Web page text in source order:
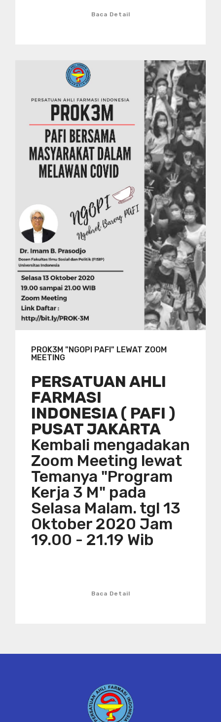
Baca Detail
PROK3M "NGOPI PAFI" LEWAT ZOOM
MEETING
PERSATUAN AHLI
FARMASI
INDONESIA ( PAFI )
PUSAT JAKARTA
Kembali mengadakan
Zoom Meeting lewat
Temanya "Program
Kerja 3 M" pada
Selasa Malam. tgl 13
Oktober 2020 Jam
19.00 - 21.19 Wib
Baca Detail